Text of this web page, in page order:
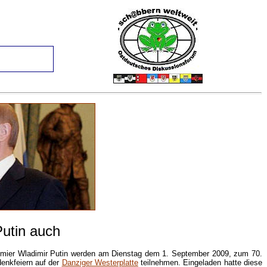
auch
Wladimir Putin werden am Dienstag dem 1. September 2009, zum 70.
auf der Danziger Westerplatteteilnehmen. Eingeladen hatte diese